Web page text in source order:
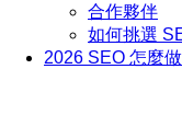
合作夥伴
如何挑選
2026 SEO 怎麼做